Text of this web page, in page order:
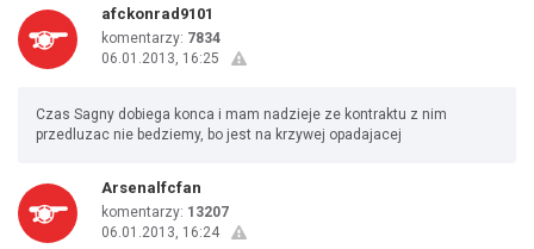
afckonrad9101
komentarzy: 7834
06.01.2013, 16:25
Czas Sagny dobiega konca i mam nadzieje ze kontraktu z nim
przedluzac nie bedziemy, bo jest na krzywej opadajacej
Arsenalfcfan
komentarzy: 13207
06.01.2013, 16:24